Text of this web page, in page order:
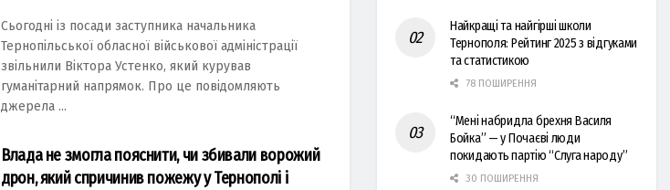
Сьогодні із посади заступника начальника
Тернопільської обласної військової адміністрації
звільнили Віктора Устенко, який курував
гуманітарний напрямок. Про це повідомляють
джерела ...
Влада не змогла пояснити, чи збивали ворожий
дрон, який спричинив пожежу у Тернополі і
Найкращі та найгірші школи
Тернополя: Рейтинг 2025 з відгуками
та статистикою
78 ПОШИРЕННЯ
“Мені набридла брехня Василя
Бойка” — у Почаєві люди
покидають партію “Слуга народу”
30 ПОШИРЕННЯ